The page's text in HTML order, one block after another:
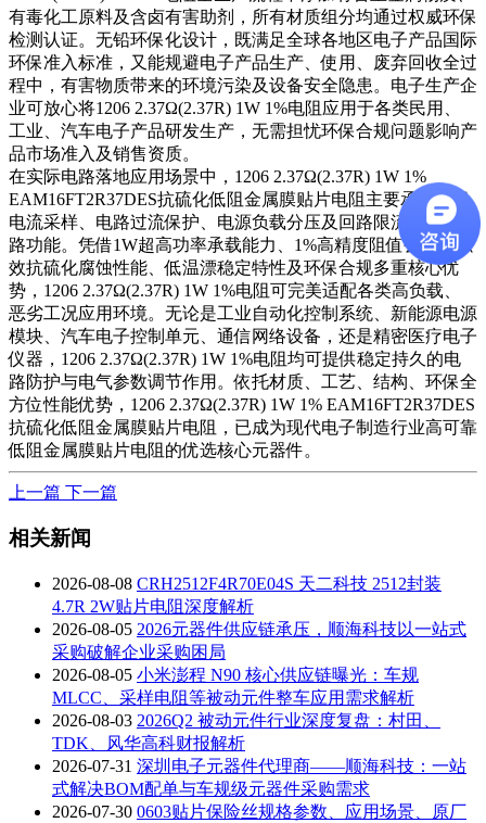
有毒化工原料及含卤有害助剂，所有材质组分均通过权威环保
检测认证。无铅环保化设计，既满足全球各地区电子产品国际
环保准入标准，又能规避电子产品生产、使用、废弃回收全过
程中，有害物质带来的环境污染及设备安全隐患。电子生产企
业可放心将1206 2.37Ω(2.37R) 1W 1%电阻应用于各类民用、
工业、汽车电子产品研发生产，无需担忧环保合规问题影响产
品市场准入及销售资质。
在实际电路落地应用场景中，1206 2.37Ω(2.37R) 1W 1%
EAM16FT2R37DES抗硫化低阻金属膜贴片电阻主要承担低阻
电流采样、电路过流保护、电源负载分压及回路限流等核心电
路功能。凭借1W超高功率承载能力、1%高精度阻值公差、强
效抗硫化腐蚀性能、低温漂稳定特性及环保合规多重核心优
势，1206 2.37Ω(2.37R) 1W 1%电阻可完美适配各类高负载、
恶劣工况应用环境。无论是工业自动化控制系统、新能源电源
模块、汽车电子控制单元、通信网络设备，还是精密医疗电子
仪器，1206 2.37Ω(2.37R) 1W 1%电阻均可提供稳定持久的电
路防护与电气参数调节作用。依托材质、工艺、结构、环保全
方位性能优势，1206 2.37Ω(2.37R) 1W 1% EAM16FT2R37DES
抗硫化低阻金属膜贴片电阻，已成为现代电子制造行业高可靠
低阻金属膜贴片电阻的优选核心元器件。
上一篇 下一篇
相关新闻
2026-08-08 CRH2512F4R70E04S 天二科技 2512封装
4.7R 2W贴片电阻深度解析
2026-08-05 2026元器件供应链承压，顺海科技以一站式
采购破解企业采购困局
2026-08-05 小米澎程 N90 核心供应链曝光：车规
MLCC、采样电阻等被动元件整车应用需求解析
2026-08-03 2026Q2 被动元件行业深度复盘：村田、
TDK、风华高科财报解析
2026-07-31 深圳电子元器件代理商——顺海科技：一站
式解决BOM配单与车规级元器件采购需求
2026-07-30 0603贴片保险丝规格参数、应用场景、原厂